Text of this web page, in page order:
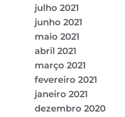
julho 2021
junho 2021
maio 2021
abril 2021
março 2021
fevereiro 2021
janeiro 2021
dezembro 2020